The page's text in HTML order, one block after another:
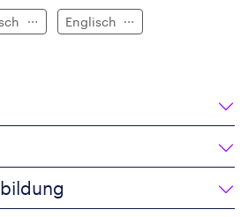
Englisch